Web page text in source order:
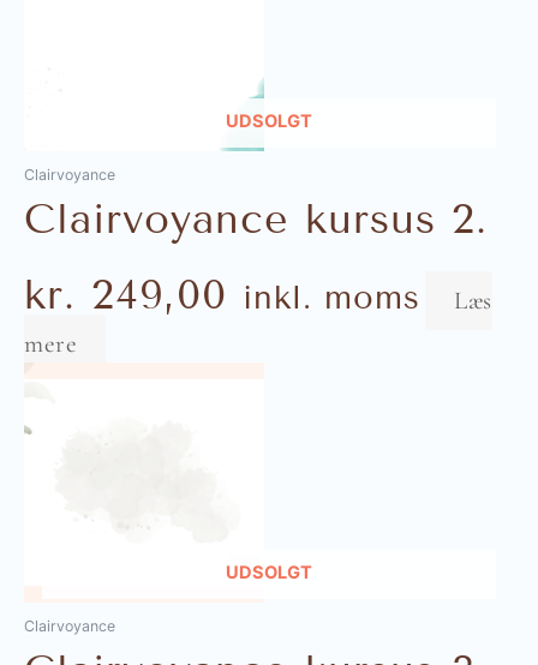
UDSOLGT
Clairvoyance
Clairvoyance kursus 2.
kr. 249,00 inkl. moms
Læs
mere
UDSOLGT
Clairvoyance